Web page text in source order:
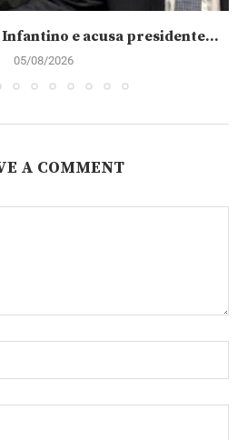
Infantino e acusa presidente...
05/08/2026
A COMMENT